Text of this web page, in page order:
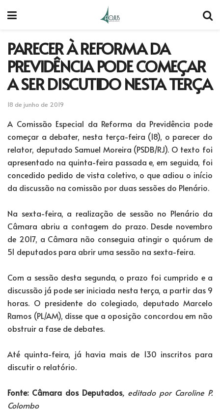
PARECER À REFORMA DA
PREVIDÊNCIA PODE COMEÇAR
A SER DISCUTIDO NESTA TERÇA
18 de junho de 2019
A Comissão Especial da Reforma da Previdência pode
começar a debater, nesta terça-feira (18), o parecer do
relator, deputado Samuel Moreira (PSDB/RJ). O texto foi
apresentado na quinta-feira passada e, em seguida, foi
concedido pedido de vista coletivo, o que adiou o início
da discussão na comissão por duas sessões do Plenário.
Na sexta-feira, a realização de sessão no Plenário da
Câmara abriu a contagem do prazo. Desde novembro
de 2017, a Câmara não conseguia atingir o quórum de
51 deputados para abrir uma sessão na sexta-feira.
Com a sessão desta segunda, o prazo foi cumprido e a
discussão já pode ser iniciada nesta terça, a partir das 9
horas. O presidente do colegiado, deputado Marcelo
Ramos (PL/AM), disse que a oposição concordou em não
obstruir a fase de debates.
Até quinta-feira, já havia mais de 130 inscritos para
discutir o relatório.
Fonte: Câmara dos Deputados, editado por Caroline P.
Colombo